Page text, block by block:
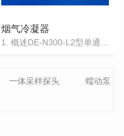
烟气冷凝器
一体采样探头
蠕动泵